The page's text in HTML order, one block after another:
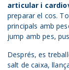
articular i
preparar el cos.
principals amb
jump amb pes,
Després, es
salt de caixa,